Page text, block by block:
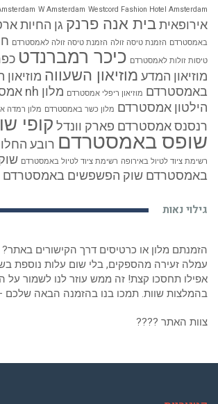
W Amsterdam Westcord Fashion Hotel Amsterdam
אירופאית בית אנה פרנק גן החיות
באמסטרדם הזמנת טיסה זולה הזמנת טיסה זולה לאמסטרדם
טיסות זולות לאמסטרדם כיכר רמברנדט
מוזיאון המדע מוזיאון השעווה
באמסטרדם מוזיאון ריפלי אמסטרדם מלון nh אמסטרדם
הילטון אמסטרדם מלון כשר באמסטרדם מלון רמדה
רנסנס אמסטרדם פארק וונדל קופי
שופס באמסטרדם רובע
רשימת ציוד לטיול באירופה רשימת ציוד לטיול באמסטרדם
באמסטרדם שוק הפשפשים באמסטרדם
גילוי נאות
הזמנתם מלון או כרטיסים דרך הקישורים
עמלה זעירה מהספקים, בלי שום עלות נוספת
אפילו תחסכו קצת! זה ממש עוזר לנו לשמור על
בהמלצות שוות. תמכו בנו בהזמנה הבאה שלכם
צוות האתר ????